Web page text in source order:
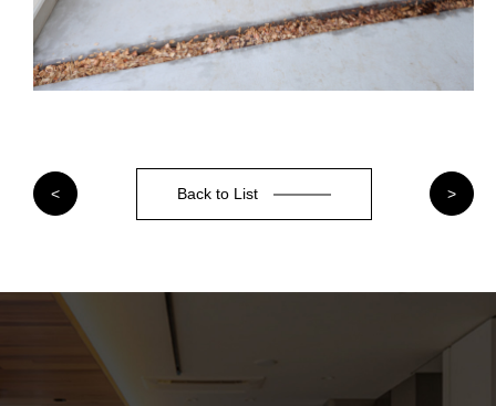
< Back to List >